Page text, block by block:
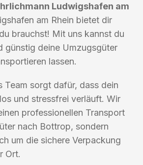
Ludwigshafen am
am Rhein bietet dir
brauchst! Mit uns kannst du
günstig deine Umzugsgüter
lassen.
Team sorgt dafür, dass dein
und stressfrei verläuft. Wir
professionellen Transport
nach Bottrop, sondern
um die sichere Verpackung
Ort.